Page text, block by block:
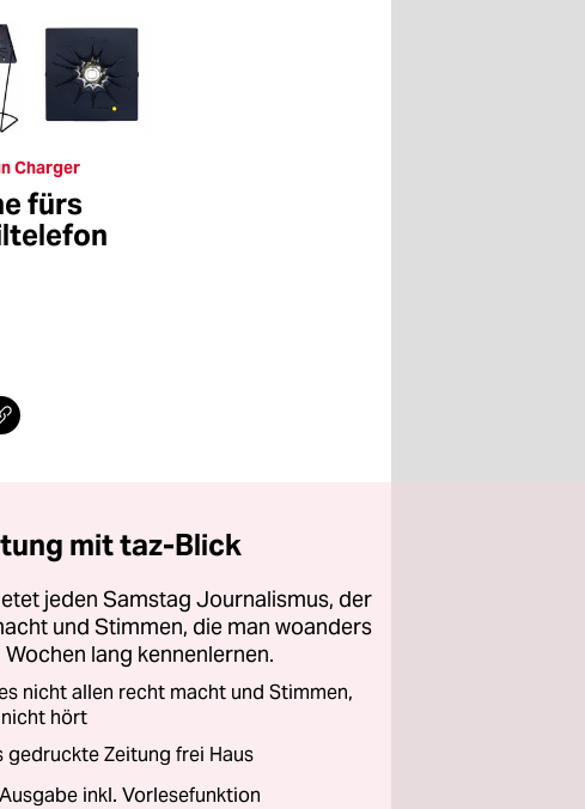
Charger
fürs
mit taz-Blick
jeden Samstag Journalismus, der
und Stimmen, die man woanders
lang kennenlernen.
nicht allen recht macht und Stimmen,
hört
gedruckte Zeitung frei Haus
inkl. Vorlesefunktion